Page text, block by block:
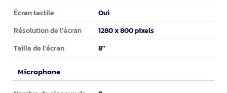
Écran
Écran tactile Oui
Résolution de l'écran 1280 x 800 pixels
Taille de l'écran 8"
Microphone
Microphone